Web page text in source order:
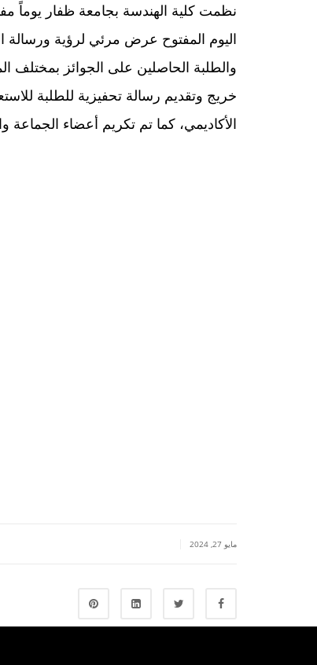
اليوم المفتوح عرض مرئي لرؤية ورسالة
والطلبة الحاصلين على الجوائز بمختلف
خريج وتقديم رسالة تحفيزية للطلبة
الأكاديمي، كما تم تكريم أعضاء الجماعة
مايو 27, 2024